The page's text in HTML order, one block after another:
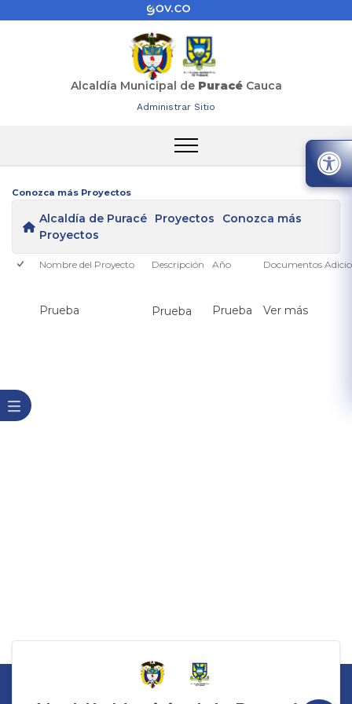
Alcaldía Municipal de Puracé Cauca
Administrar Sitio
Conozca más Proyectos
Alcaldía de Puracé Proyectos
Conozca más
Proyectos
Nombre del Proyecto Descripción Año Documentos
Prueba ​Prueba Prueba Ver más